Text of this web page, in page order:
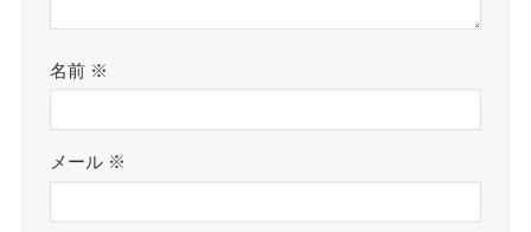
名前 ※
メール ※